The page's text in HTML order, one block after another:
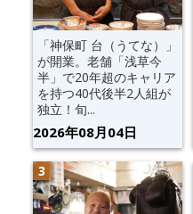
「神保町 台（うてな）」
が開業。老舗「浅草今
半」で20年超のキャリア
を持つ40代後半2人組が
独立！旬...
2026年08月04日